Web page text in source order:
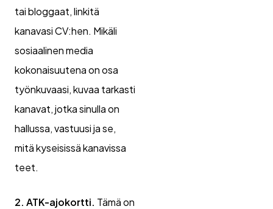
tai bloggaat, linkitä
kanavasi CV:hen. Mikäli
sosiaalinen media
kokonaisuutena on osa
työnkuvaasi, kuvaa tarkasti
kanavat, jotka sinulla on
hallussa, vastuusi ja se,
mitä kyseisissä kanavissa
teet.
2. ATK-ajokortti. Tämä on